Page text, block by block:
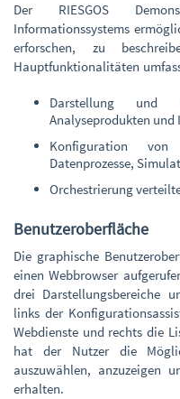
Der RIESGOS
Informationssystems
erforschen, zu
Hauptfunktionalitäten
Darstellung und
Analyseprodukten
Konfiguration von
Datenprozesse,
Orchestrierung
Benutzeroberfläche
Die graphische
einen Webbrowser
drei Darstellungsbereiche
links der
Webdienste und rechts die
hat der Nutzer die
auszuwählen, anzuzeigen
erhalten.